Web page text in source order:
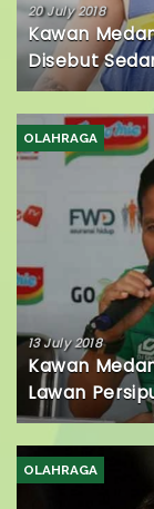
20 July 2018
Kawan
Disebut
OLAHRAGA
13 July 2018
Kawan
Lawan
OLAHRAGA